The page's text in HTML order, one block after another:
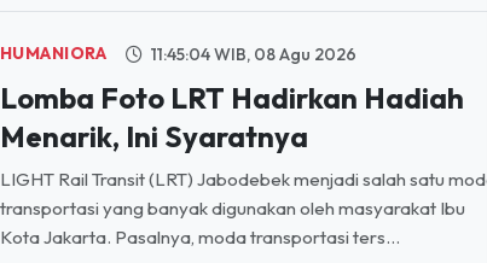
Lomba Foto LRT Hadirkan Hadiah
Menarik, Ini Syaratnya
LIGHT Rail Transit (LRT) Jabodebek menjadi salah satu moda
transportasi yang banyak digunakan oleh masyarakat Ibu
Kota Jakarta. Pasalnya, moda transportasi ters...